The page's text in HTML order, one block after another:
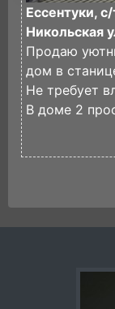
Ессентуки,
Никольская
Продаю
дом в
Не требует
В доме 2